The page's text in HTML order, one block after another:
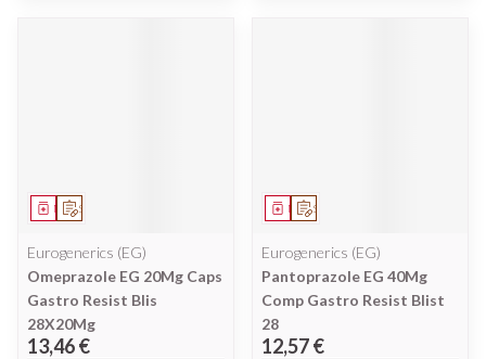
Sur prescription
Médicament
Eurogenerics (EG)
Omeprazole EG 20Mg Caps
Gastro Resist Blis
28X20Mg
13,46 €
Sur prescription
Médicament
Eurogenerics (EG)
Pantoprazole EG 40Mg
Comp Gastro Resist Blist
28
12,57 €